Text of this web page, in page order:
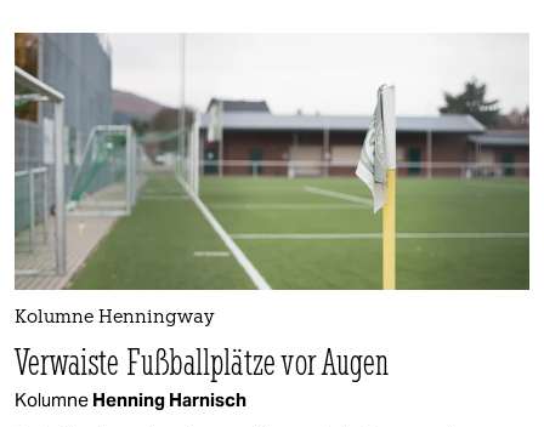
Kolumne Henningway
Verwaiste Fußballplätze vor Augen
Kolumne Henning Harnisch